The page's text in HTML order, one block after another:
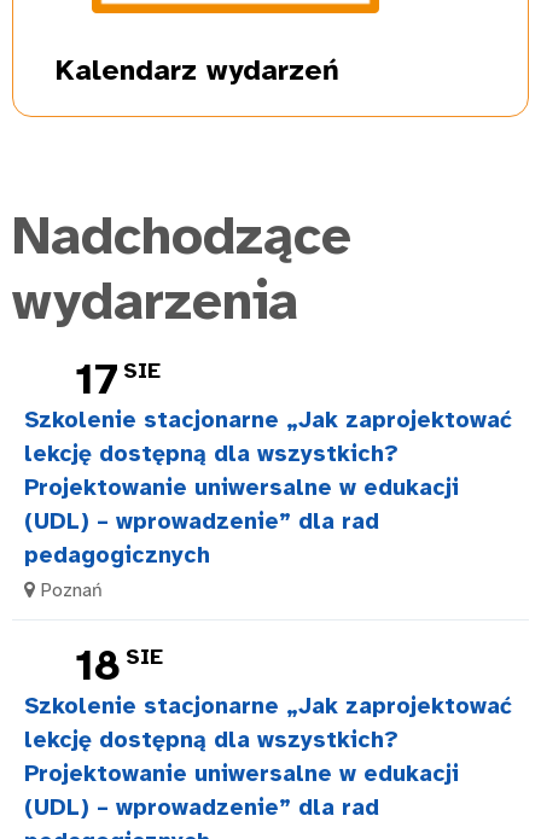
Kalendarz wydarzeń
Nadchodzące
wydarzenia
17 SIE
Szkolenie stacjonarne „Jak zaprojektować
lekcję dostępną dla wszystkich?
Projektowanie uniwersalne w edukacji
(UDL) – wprowadzenie” dla rad
pedagogicznych
Poznań
18 SIE
Szkolenie stacjonarne „Jak zaprojektować
lekcję dostępną dla wszystkich?
Projektowanie uniwersalne w edukacji
(UDL) – wprowadzenie” dla rad